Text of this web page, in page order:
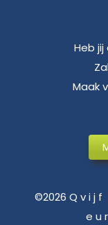
Heb
Maak
©2026 Q v i j
e u